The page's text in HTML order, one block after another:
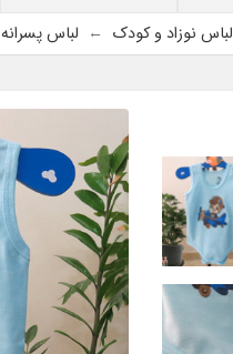
لباس نوزاد و کودک لباس پسرانه